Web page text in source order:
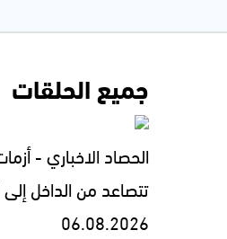
جميع الحلقات
الحصاد الاخباري -
تتصاعد من الداخل
06.08.2026